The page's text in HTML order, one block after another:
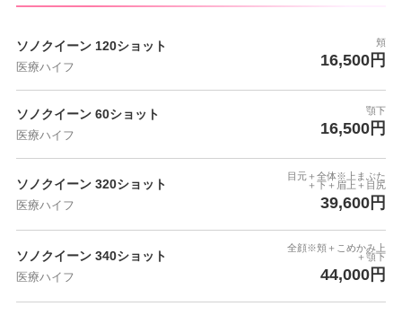
ソノクイーン 120ショット
医療ハイフ
頬
16,500円
ソノクイーン 60ショット
医療ハイフ
顎下
16,500円
ソノクイーン 320ショット
医療ハイフ
目元＋全体※上まぶた
＋下＋眉上＋目尻
39,600円
ソノクイーン 340ショット
医療ハイフ
全顔※頬＋こめかみ上
＋顎下
44,000円